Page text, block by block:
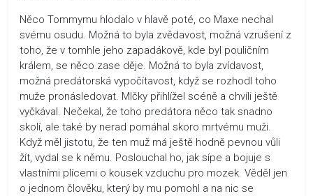
Něco Tommymu hlodalo v hlavě poté, co Maxe nechal
svému osudu. Možná to byla zvědavost, možná vzrušení z
toho, že v tomhle jeho zapadákově, kde byl pouličním
králem, se něco zase děje. Možná to byla zvídavost,
možná predátorská vypočítavost, když se rozhodl toho
muže pronásledovat. Mlčky přihlížel scéně a chvíli ještě
vyčkával. Nečekal, že toho predátora něco tak snadno
skolí, ale také by nerad pomáhal skoro mrtvému muži.
Když měl jistotu, že ten muž má ještě hodně pevnou vůli
žít, vydal se k němu. Poslouchal ho, jak sípe a bojuje s
vlastními plícemi o kousek vzduchu pro mozek. Věděl jen
o jednom člověku, který by mu pomohl a na nic se